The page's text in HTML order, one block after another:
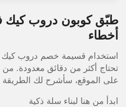
أخطاء
استخدام قسيمة خصم دروب كيك
تحتاج أكثر من دقائق معدودة. من
على الموقع، سأشرح لك
ابدأ من هنا لبناء سلة ذكية